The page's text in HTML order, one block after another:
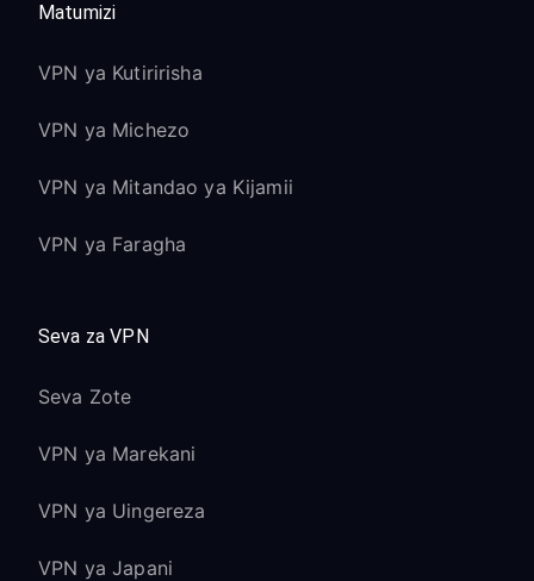
Matumizi
VPN ya Kutiririsha
VPN ya Michezo
VPN ya Mitandao ya Kijamii
VPN ya Faragha
Seva za VPN
Seva Zote
VPN ya Marekani
VPN ya Uingereza
VPN ya Japani